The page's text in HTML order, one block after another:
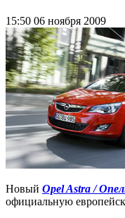
15:50 06 ноября 2009
Новый Opel Astra /
официальную